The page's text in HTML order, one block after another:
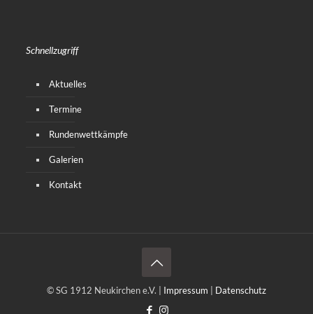
Schnellzugriff
Aktuelles
Termine
Rundenwettkämpfe
Galerien
Kontakt
© SG 1912 Neukirchen e.V. | Impressum Datenschutz